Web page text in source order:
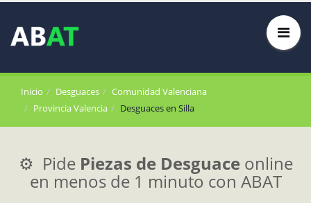
Inicio Desguaces
Comunidad Valenciana
Provincia Valencia
Desguaces en Silla
⚙️ Pide Piezas de Desguace online
en menos de 1 minuto con ABAT